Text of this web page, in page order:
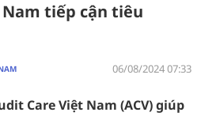
tiếp cận tiêu
06/08/2024 07:33
Care Việt Nam (ACV) giúp